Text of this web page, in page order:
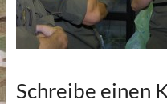
Schreibe einen